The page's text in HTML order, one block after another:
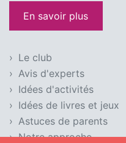
En savoir plus
Le club
Avis d'experts
Idées d'activités
Idées de livres et jeux
Astuces de parents
Notre approche